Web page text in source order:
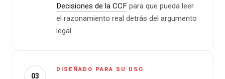
Decisiones de la CCFpara que pueda leer
el razonamiento real detrás del argumento
legal.
03
DISEÑADO PARA SU USO